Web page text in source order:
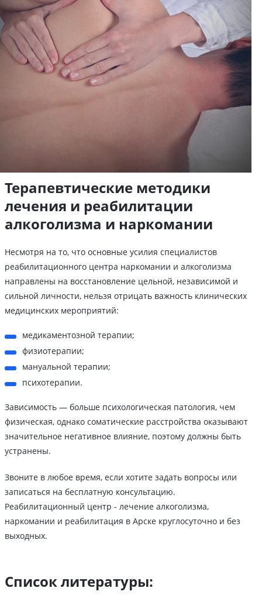
Терапевтические методики
лечения и реабилитации
алкоголизма и наркомании
Несмотря на то, что основные усилия специалистов
реабилитационного центра наркомании и алкоголизма
направлены на восстановление цельной, независимой и
сильной личности, нельзя отрицать важность клинических
медицинских мероприятий:
медикаментозной терапии;
физиотерапии;
мануальной терапии;
психотерапии.
Зависимость — больше психологическая патология, чем
физическая, однако соматические расстройства оказывают
значительное негативное влияние, поэтому должны быть
устранены.
Звоните в любое время, если хотите задать вопросы или
записаться на бесплатную консультацию.
Реабилитационный центр - лечение алкоголизма,
наркомании и реабилитация в Арске круглосуточно и без
выходных.
Список литературы: